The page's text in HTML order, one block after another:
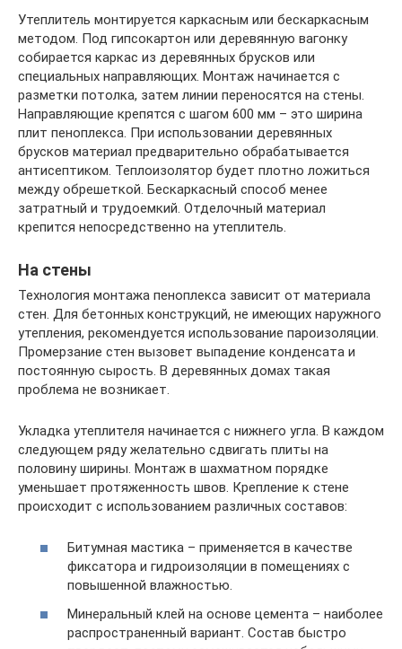
Утеплитель монтируется каркасным или бескаркасным
методом. Под гипсокартон или деревянную вагонку
собирается каркас из деревянных брусков или
специальных направляющих. Монтаж начинается с
разметки потолка, затем линии переносятся на стены.
Направляющие крепятся с шагом 600 мм – это ширина
плит пеноплекса. При использовании деревянных
брусков материал предварительно обрабатывается
антисептиком. Теплоизолятор будет плотно ложиться
между обрешеткой. Бескаркасный способ менее
затратный и трудоемкий. Отделочный материал
крепится непосредственно на утеплитель.
На стены
Технология монтажа пеноплекса зависит от материала
стен. Для бетонных конструкций, не имеющих наружного
утепления, рекомендуется использование пароизоляции.
Промерзание стен вызовет выпадение конденсата и
постоянную сырость. В деревянных домах такая
проблема не возникает.
Укладка утеплителя начинается с нижнего угла. В каждом
следующем ряду желательно сдвигать плиты на
половину ширины. Монтаж в шахматном порядке
уменьшает протяженность швов. Крепление к стене
происходит с использованием различных составов:
Битумная мастика – применяется в качестве
фиксатора и гидроизоляции в помещениях с
повышенной влажностью.
Минеральный клей на основе цемента – наиболее
распространенный вариант. Состав быстро